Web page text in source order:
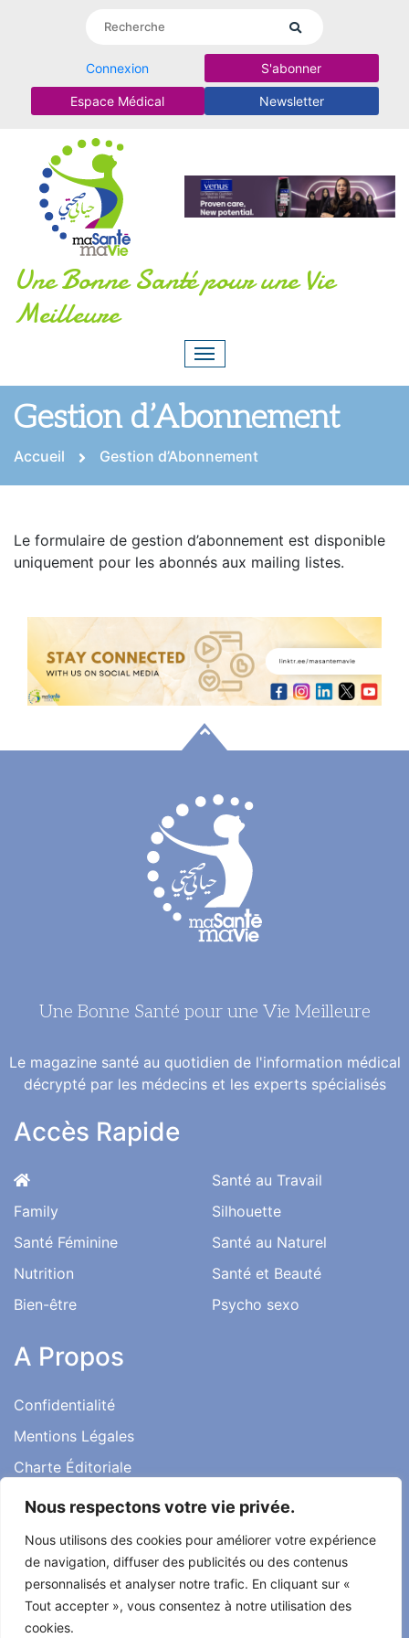
Nous respectons votre vie privée.
Nous utilisons des cookies pour améliorer votre expérience
de navigation, diffuser des publicités ou des contenus
personnalisés et analyser notre trafic. En cliquant sur «
Tout accepter », vous consentez à notre utilisation des
cookies.
Connexion S'abonner
Espace Médical Newsletter
Une Bonne Santé pour une Vie
Meilleure
Gestion d’Abonnement
Accueil Gestion d’Abonnement
Le formulaire de gestion d’abonnement est disponible
uniquement pour les abonnés aux mailing listes.
Une Bonne Santé pour une Vie Meilleure
Le magazine santé au quotidien de l'information médical
décrypté par les médecins et les experts spécialisés
Accès Rapide
Family
Santé Féminine
Nutrition
Bien-être
Santé au Travail
Silhouette
Santé au Naturel
Santé et Beauté
Psycho sexo
A Propos
Confidentialité
Mentions Légales
Charte Éditoriale
Conditions d’utilisation
Témoignages